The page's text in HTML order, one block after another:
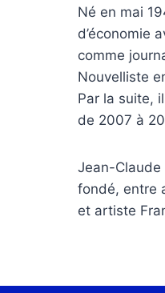
Né en mai
d’économie
comme
Nouvelliste
Par la suite,
de 2007 à
Jean-Claude
fondé, entre
et artiste